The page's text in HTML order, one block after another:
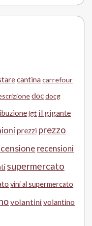
cantina carrefour
docdocg
igt il gigante
prezzi prezzo
recensioni
supermercato
vini al supermercato
volantini volantino